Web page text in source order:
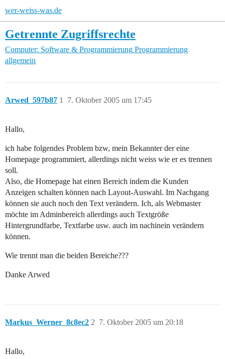
wer-weiss-was.de
Getrennte Zugriffsrechte
Computer: Software & Programmierung Programmierung
allgemein
Arwed_597b87 7. Oktober 2005 um 17:45
1
Hallo,
ich habe folgendes Problem bzw, mein Bekannter der eine
Homepage programmiert, allerdings nicht weiss wie er es trennen
soll.
Also, die Homepage hat einen Bereich indem die Kunden
Anzeigen schalten können nach Layout-Auswahl. Im Nachgang
können sie auch noch den Text verändern. Ich, als Webmaster
möchte im Adminbereich allerdings auch Textgröße
Hintergrundfarbe, Textfarbe usw. auch im nachinein verändern
können.
Wie trennt man die beiden Bereiche???
Danke Arwed
Markus_Werner_8c8ec2 7. Oktober 2005 um 20:18
2
Hallo,